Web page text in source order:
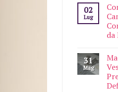
02
Lug
da
31
Mag